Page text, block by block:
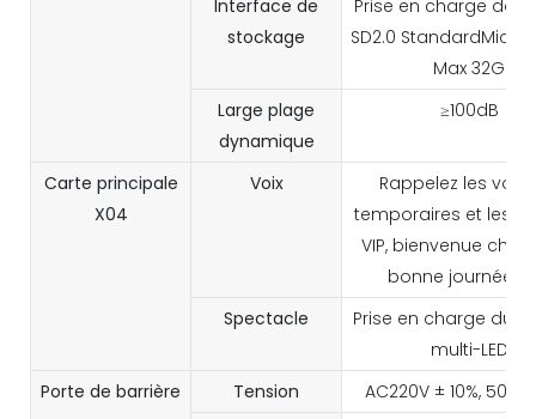
Interface de
stockage
Prise en charge de
SD2.0 StandardMicro
Max 32G
Large plage
dynamique
≥100dB
Carte principale
X04
Voix
Rappelez les
temporaires et les
VIP, bienvenue chez
bonne journée,
Spectacle
Prise en charge du
multi-LED
Porte de barrière
Tension
AC220V ± 10%,